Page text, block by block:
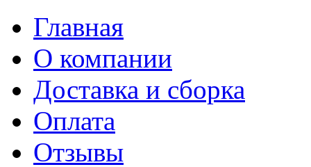
Главная
О компании
Доставка и сборка
Оплата
Отзывы